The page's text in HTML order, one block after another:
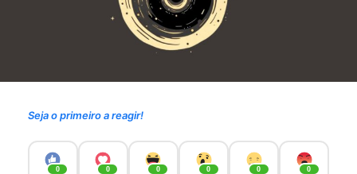
Seja o primeiro a reagir!
0 0 0 0 0 0